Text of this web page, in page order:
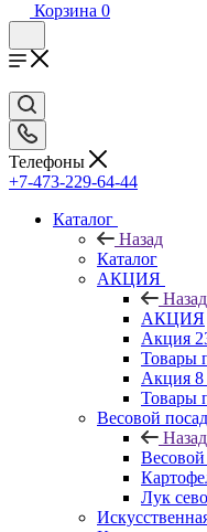
Корзина 0
Телефоны
+7-473-229-64-44
Каталог
Назад
Каталог
АКЦИЯ
Назад
АКЦИЯ
Акция
Товары
Акция 8
Товары
Весовой
Назад
Лук